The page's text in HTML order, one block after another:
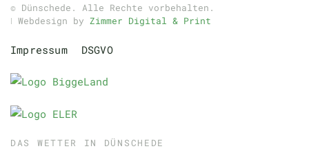
© Dünschede. Alle Rechte vorbehalten.
ǀ Webdesign by Zimmer Digital & Print
Impressum DSGVO
DAS WETTER IN DÜNSCHEDE